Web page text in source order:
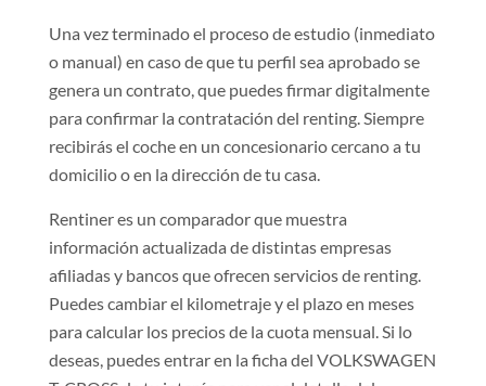
Una vez terminado el proceso de estudio (inmediato
o manual) en caso de que tu perfil sea aprobado se
genera un contrato, que puedes firmar digitalmente
para confirmar la contratación del renting. Siempre
recibirás el coche en un concesionario cercano a tu
domicilio o en la dirección de tu casa.
Rentiner es un comparador que muestra
información actualizada de distintas empresas
afiliadas y bancos que ofrecen servicios de renting.
Puedes cambiar el kilometraje y el plazo en meses
para calcular los precios de la cuota mensual. Si lo
deseas, puedes entrar en la ficha del VOLKSWAGEN